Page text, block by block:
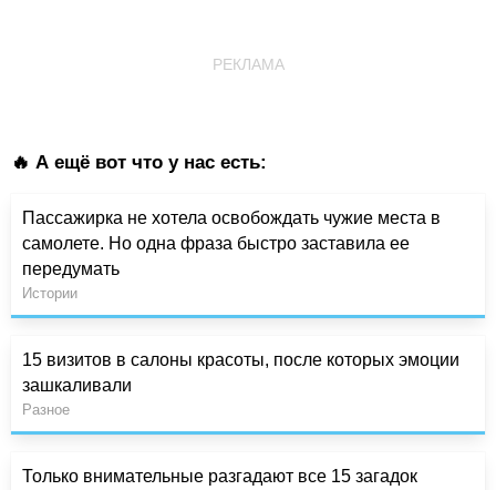
РЕКЛАМА
🔥 А ещё вот что у нас есть:
Пассажирка не хотела освобождать чужие места в
самолете. Но одна фраза быстро заставила ее
передумать
Истории
15 визитов в салоны красоты, после которых эмоции
зашкаливали
Разное
Только внимательные разгадают все 15 загадок